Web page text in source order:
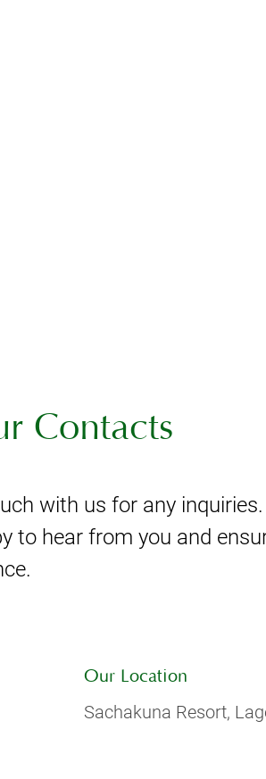
Contacts
with us for any inquiries.
to hear from you and
Our Location
Sachakuna Resort,